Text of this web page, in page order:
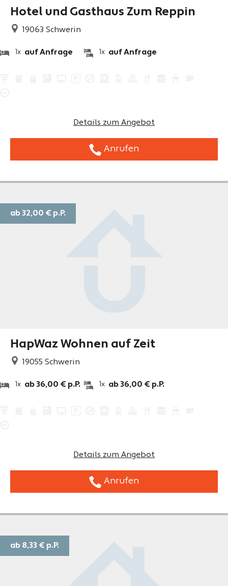
Hotel und Gasthaus Zum Reppin
19063 Schwerin
1x auf Anfrage 1x auf Anfrage
Details zum Angebot
Anrufen
HapWaz Wohnen auf Zeit
19055 Schwerin
1x ab 36,00 € p.P. 1x ab 36,00 € p.P.
Details zum Angebot
Anrufen
ab 32,00 € p.P.
ab 8,33 € p.P.